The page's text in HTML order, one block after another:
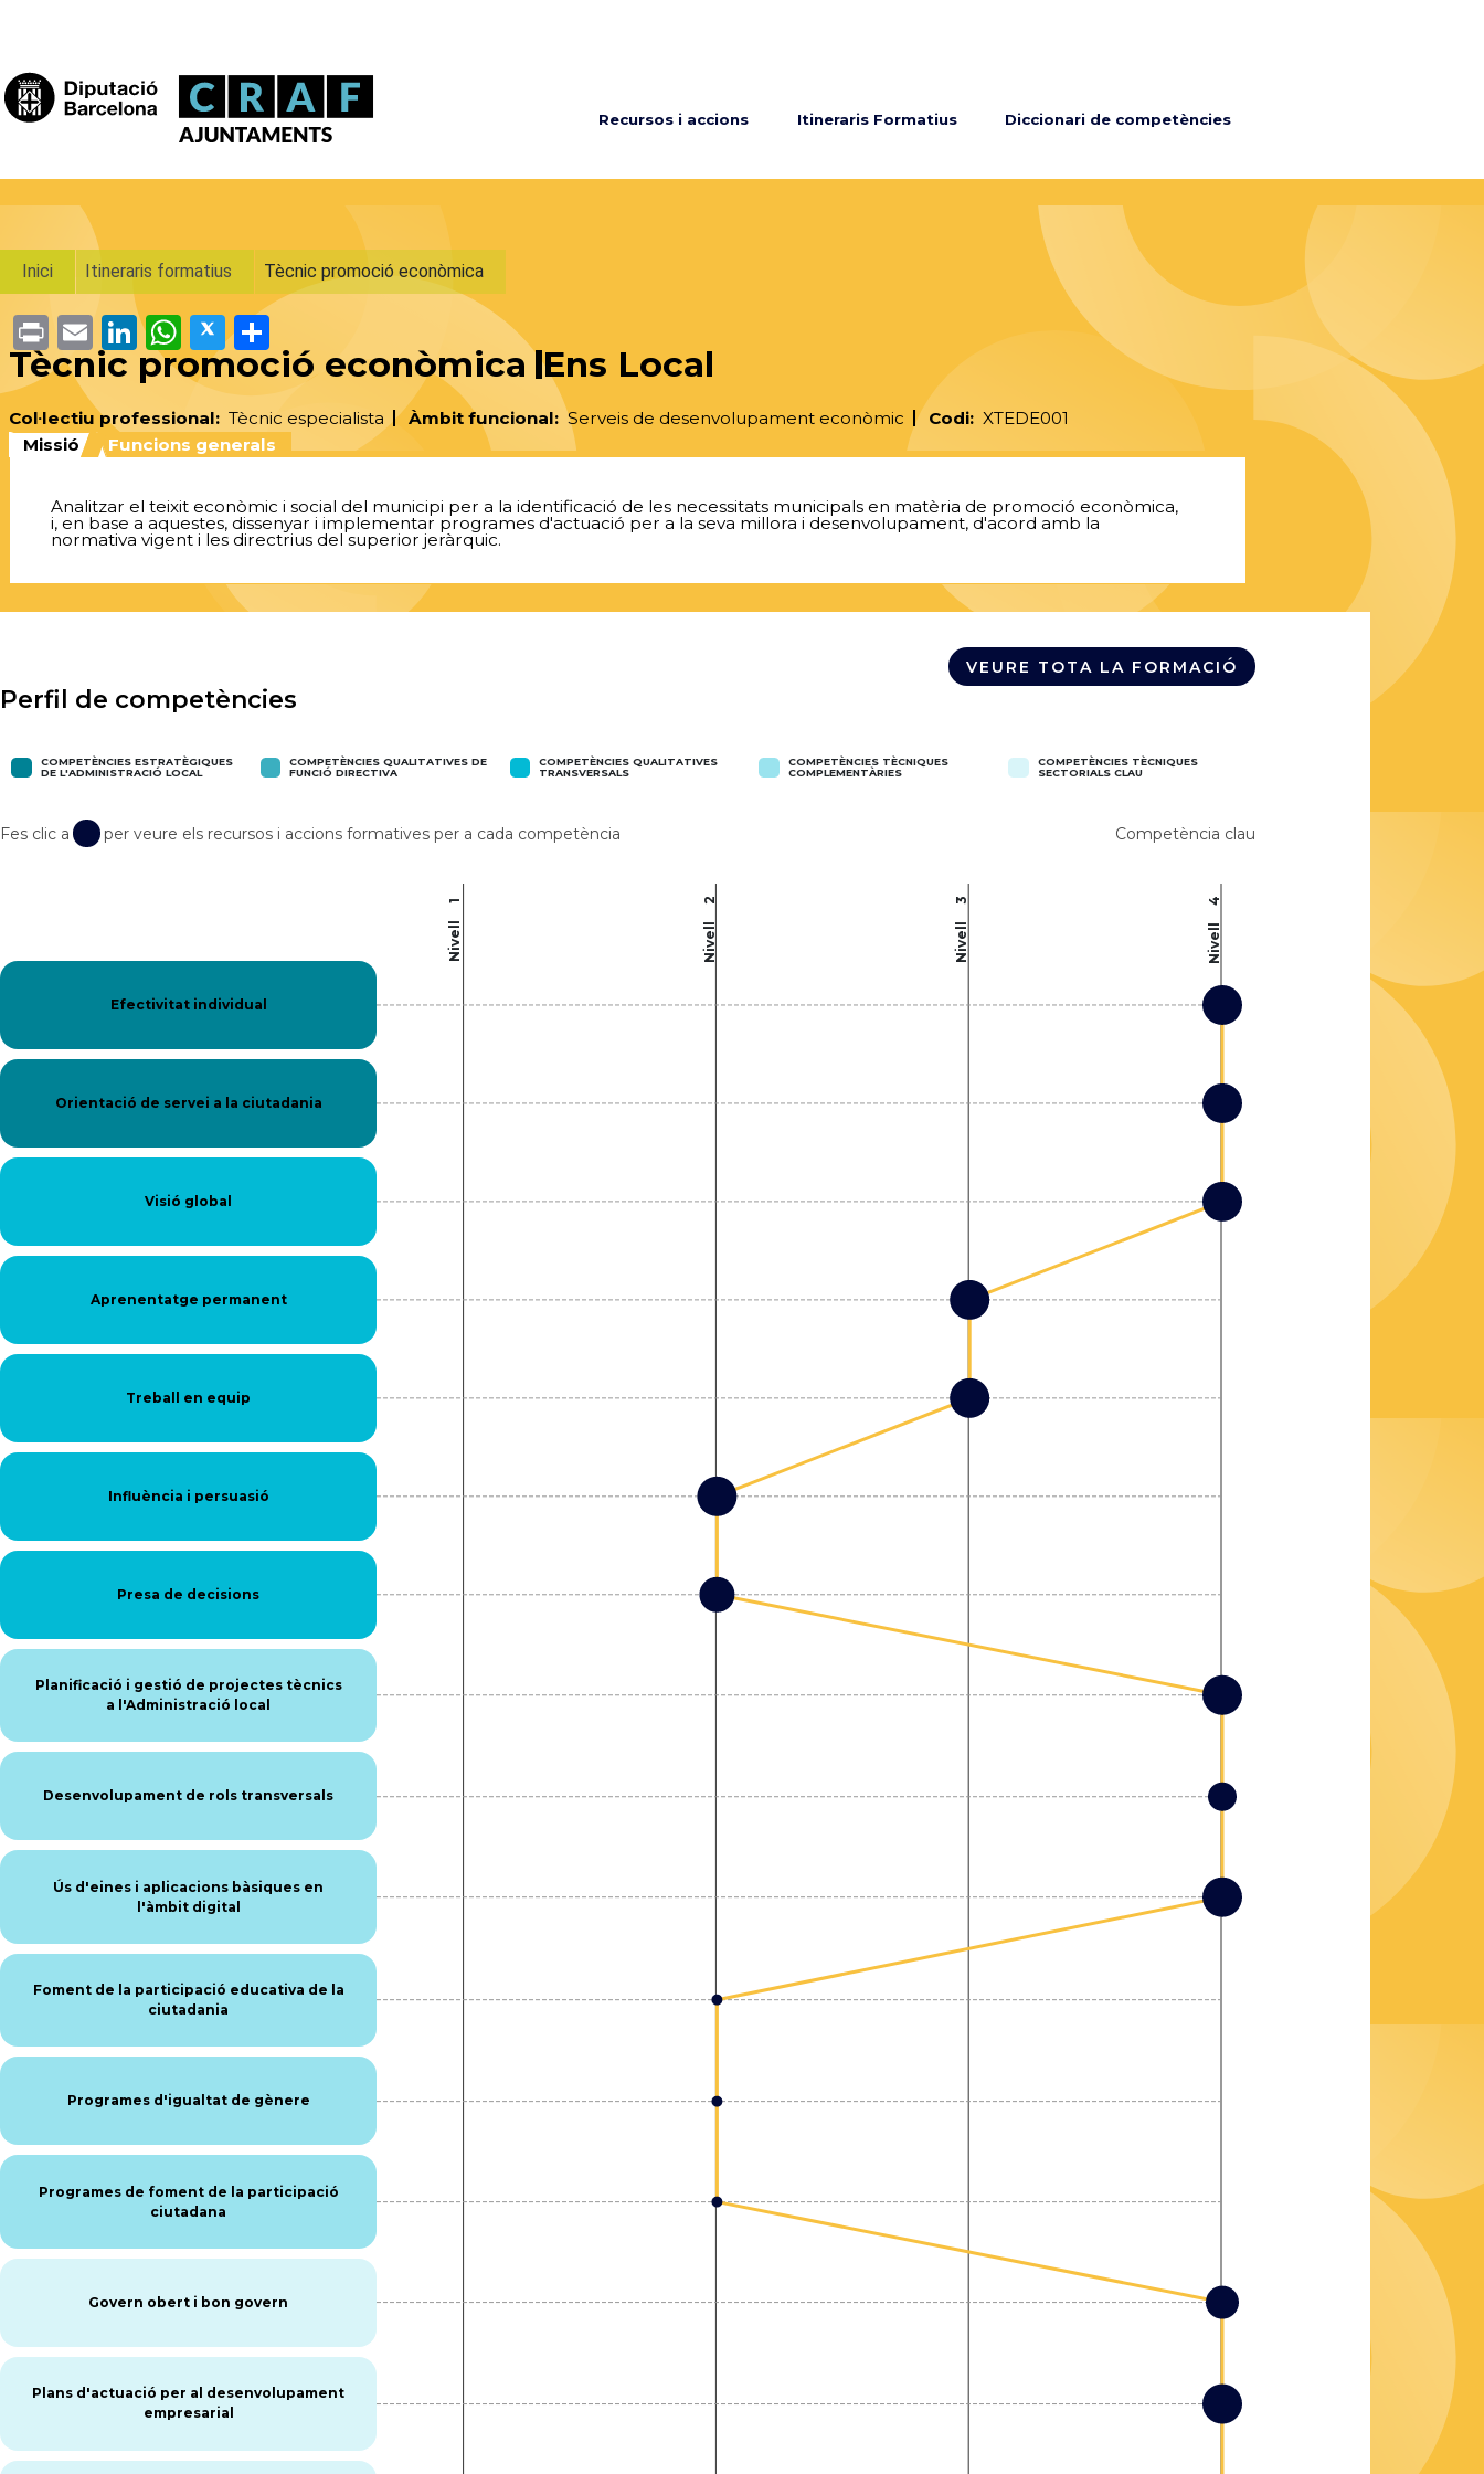
Vés al contingut
Recursos i accions Itineraris Formatius Diccionari de competències
Fil d'ariadna
Inici Itineraris formatius Tècnic promoció econòmica
PrintEmail
LinkedIn
WhatsApp
Twitter
Tècnic promoció econòmica Ens Local
Col·lectiu professional Tècnic especialista Àmbit funcional Serveis de desenvolupament econòmic Codi
XTEDE001
Missió
Funcions generals
Analitzar el teixit econòmic i social del municipi per a la identificació de les necessitats municipals en matèria de promoció econòmica,
i, en base a aquestes, dissenyar i implementar programes d'actuació per a la seva millora i desenvolupament, d'acord amb la
normativa vigent i les directrius del superior jeràrquic.
VEURE TOTA LA FORMACIÓ
Perfil de competències
COMPETÈNCIES ESTRATÈGIQUES
DE L'ADMINISTRACIÓ LOCAL
COMPETÈNCIES QUALITATIVES DE
FUNCIÓ DIRECTIVA
COMPETÈNCIES QUALITATIVES
TRANSVERSALS
COMPETÈNCIES TÈCNIQUES
COMPLEMENTÀRIES
COMPETÈNCIES TÈCNIQUES
SECTORIALS CLAU
Fes clic a per veure els recursos i accions formatives per a cada competència Competència clau
Efectivitat individual
Orientació de servei a la ciutadania
Visió global
Aprenentatge permanent
Treball en equip
Influència i persuasió
Presa de decisions
Planificació i gestió de projectes tècnics
a l'Administració local
Desenvolupament de rols transversals
Ús d'eines i aplicacions bàsiques en
l'àmbit digital
Foment de la participació educativa de la
ciutadania
Programes d'igualtat de gènere
Programes de foment de la participació
ciutadana
Govern obert i bon govern
Plans d'actuació per al desenvolupament
empresarial
Nivell
1
Nivell
2
Nivell
3
Nivell
4